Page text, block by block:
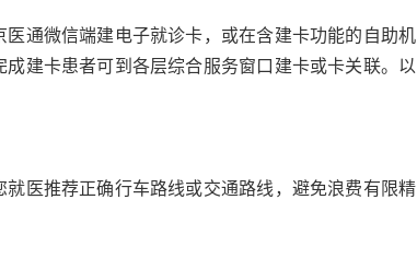
通微信端建电子就诊卡，或在含建卡功能的自助机
建卡患者可到各层综合服务窗口建卡或卡关联。以
医推荐正确行车路线或交通路线，避免浪费有限精